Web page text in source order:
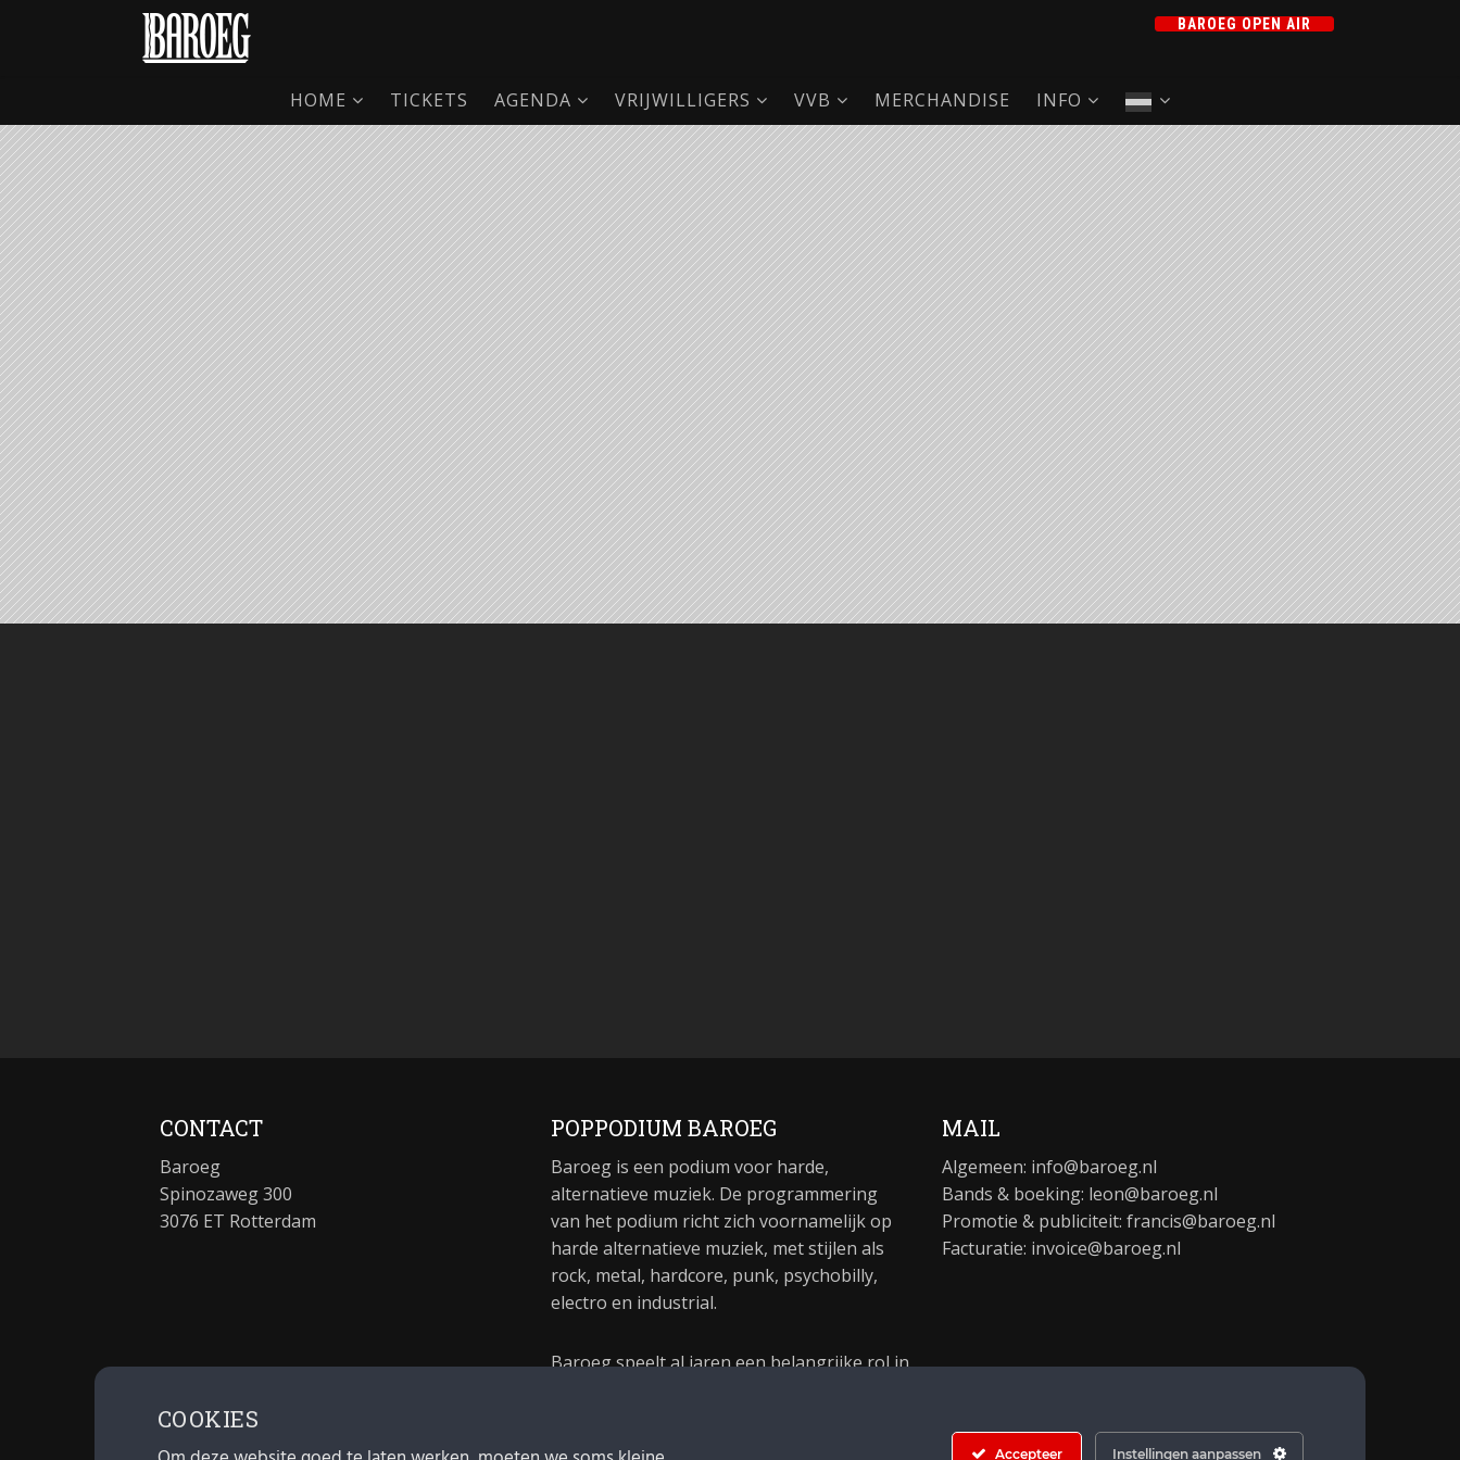
BAROEG OPEN AIR
HOME TICKETS AGENDA VRIJWILLIGERS VVB MERCHANDISE INFO
CONTACT
Baroeg
Spinozaweg 300
3076 ET Rotterdam
POPPODIUM BAROEG
Baroeg is een podium voor harde,
alternatieve muziek. De programmering
van het podium richt zich voornamelijk op
harde alternatieve muziek, met stijlen als
rock, metal, hardcore, punk, psychobilly,
electro en industrial.
Baroeg speelt al jaren een belangrijke rol in
MAIL
Algemeen: info@baroeg.nl
Bands & boeking: leon@baroeg.nl
Promotie & publiciteit: francis@baroeg.nl
Facturatie: invoice@baroeg.nl
COOKIES
Accepteer Instellingen aanpassen